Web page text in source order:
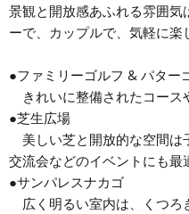
景観と開放感あふれる雰囲気
ーで、カップルで、気軽に楽
●ファミリーゴルフ & パター
きれいに整備されたコース
●芝生広場
美しい芝と開放的な空間は
交流会などのイベントにも最
●サンパレスナカゴ
広く明るい室内は、くつろ